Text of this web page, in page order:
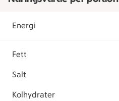
Energi
Fett
Salt
Kolhydrater